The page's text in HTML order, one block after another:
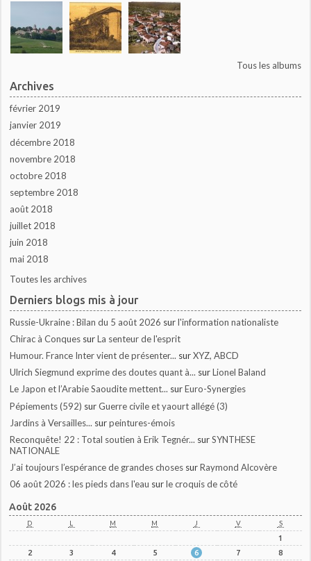
Tous les albums
Archives
février 2019
janvier 2019
décembre 2018
novembre 2018
octobre 2018
septembre 2018
août 2018
juillet 2018
juin 2018
mai 2018
Toutes les archives
Derniers blogs mis à jour
Russie-Ukraine : Bilan du 5 août 2026 surl'information nationaliste
Chirac à Conques surLa senteur de l'esprit
Humour. France Inter vient de présenter... surXYZ, ABCD
Ulrich Siegmund exprime des doutes quant à... surLionel Baland
Le Japon et l’Arabie Saoudite mettent... surEuro-Synergies
Pépiements (592) surGuerre civile et yaourt allégé (3)
Jardins à Versailles... surpeintures-émois
Reconquête! 22 : Total soutien à Erik Tegnér... surSYNTHESE
NATIONALE
J’ai toujours l’espérance de grandes choses surRaymond Alcovère
06 août 2026 : les pieds dans l'eau surle croquis de côté
Août 2026
D L M M J V S
1
2
3 4 5 6 7 8